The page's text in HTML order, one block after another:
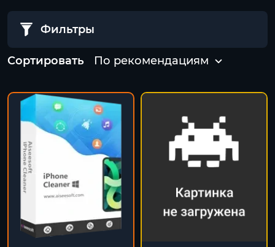
Фильтры
Сортировать По рекомендациям